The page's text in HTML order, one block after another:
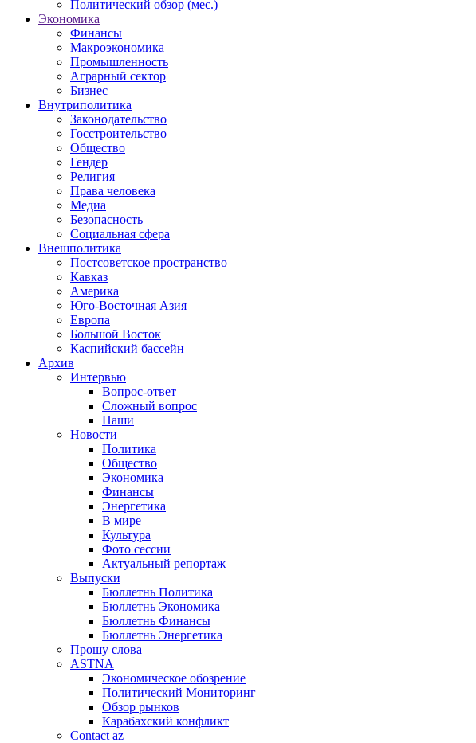
Политический обзор (мес.)
Экономика
Финансы
Макроэкономика
Промышленность
Аграрный сектор
Бизнес
Внутриполитика
Законодательство
Госстроительство
Общество
Гендер
Религия
Права человека
Медиа
Безопасность
Социальная сфера
Внешполитика
Постсоветское пространство
Кавказ
Америка
Юго-Восточная Азия
Европа
Большой Восток
Каспийский бассейн
Архив
Интервью
Вопрос-ответ
Сложный вопрос
Наши
Новости
Политика
Общество
Экономика
Финансы
Энергетика
В мире
Культура
Фото сессии
Актуальный репортаж
Выпуски
Бюллетнь Политика
Бюллетнь Экономика
Бюллетнь Финансы
Бюллетнь Энергетика
Прошу слова
ASTNA
Экономическое обозрение
Политический Мониторинг
Обзор рынков
Карабахский конфликт
Contact az